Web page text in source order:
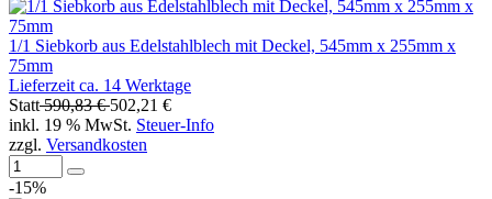
1/1 Siebkorb aus Edelstahlblech mit Deckel, 545mm x 255mm x
75mm
Lieferzeit ca. 14 Werktage
Statt590,83 €502,21 €
inkl. 19 % MwSt. Steuer-Info
zzgl. Versandkosten
-15%